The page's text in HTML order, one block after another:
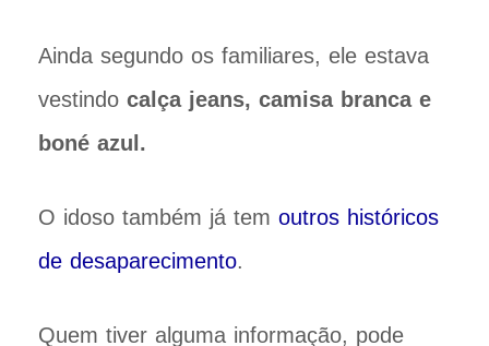
Ainda segundo os familiares, ele estava
vestindo calça jeans, camisa branca e
boné azul.
O idoso também já tem outros históricos
de desaparecimento.
Quem tiver alguma informação, pode